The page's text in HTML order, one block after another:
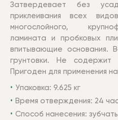
Затвердевает без
приклеивания всех
многослойного,
ламината и пробковых
впитывающие основания.
грунтовки. Не
Пригоден для применения
Упаковка: 9.625 кг
Время отверждения: 24
Способ нанесения: